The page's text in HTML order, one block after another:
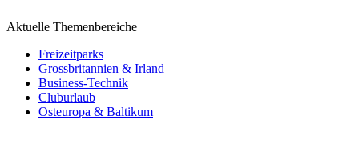
Aktuelle Themenbereiche
Freizeitparks
Grossbritannien & Irland
Business-Technik
Cluburlaub
Osteuropa & Baltikum